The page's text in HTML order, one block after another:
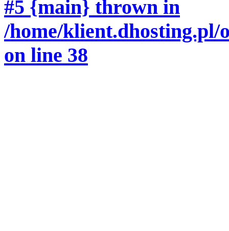
#5 {main} thrown in
/home/
on line 38